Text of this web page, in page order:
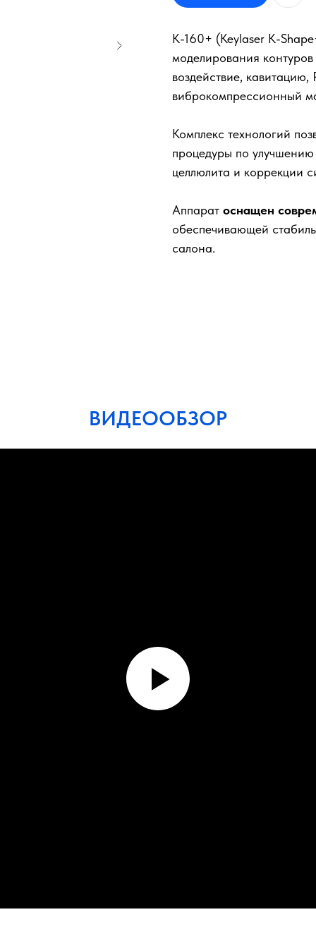
K-160+ (Keylaser K-
моделирования
воздействие,
виброкомпрессионный
Комплекс технологий
процедуры по
целлюлита и коррекции
Аппарат оснащен
обеспечивающей
салона.
ВИДЕООБЗОР